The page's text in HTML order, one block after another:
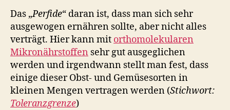
Das „Perfide“ daran ist, dass man sich sehr
ausgewogen ernähren sollte, aber nicht alles
verträgt. Hier kann mit orthomolekularen
Mikronährstoffen sehr gut ausgeglichen
werden und irgendwann stellt man fest, dass
einige dieser Obst- und Gemüsesorten in
kleinen Mengen vertragen werden (Stichwort:
Toleranzgrenze)